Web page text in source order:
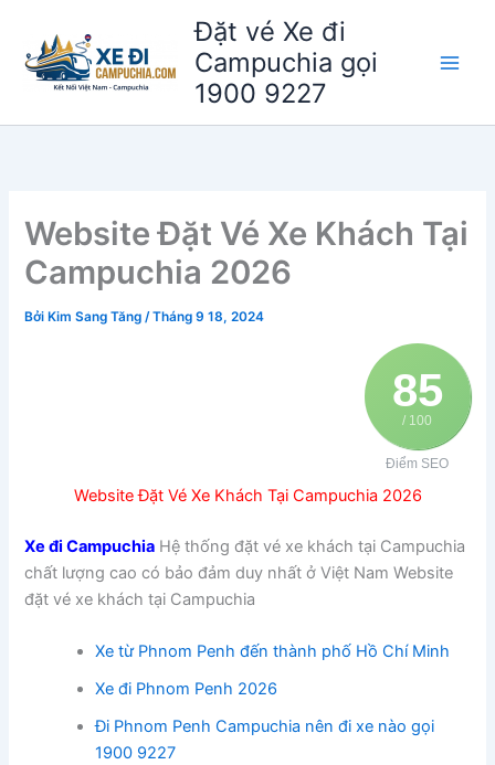
Đặt vé Xe đi
Campuchia gọi
1900 9227
Website Đặt Vé Xe Khách Tại
Campuchia 2026
Bởi Kim Sang Tăng/Tháng 9 18, 2024
85
/ 100
Điểm SEO
Website Đặt Vé Xe Khách Tại Campuchia 2026
Xe đi Campuchia Hệ thống đặt vé xe khách tại Campuchia
chất lượng cao có bảo đảm duy nhất ở Việt Nam Website
đặt vé xe khách tại Campuchia
Xe từ Phnom Penh đến thành phố Hồ Chí Minh
Xe đi Phnom Penh 2026
Đi Phnom Penh Campuchia nên đi xe nào gọi
1900 9227